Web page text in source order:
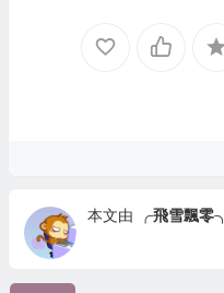
本文由 ╭飛雪飄零╮